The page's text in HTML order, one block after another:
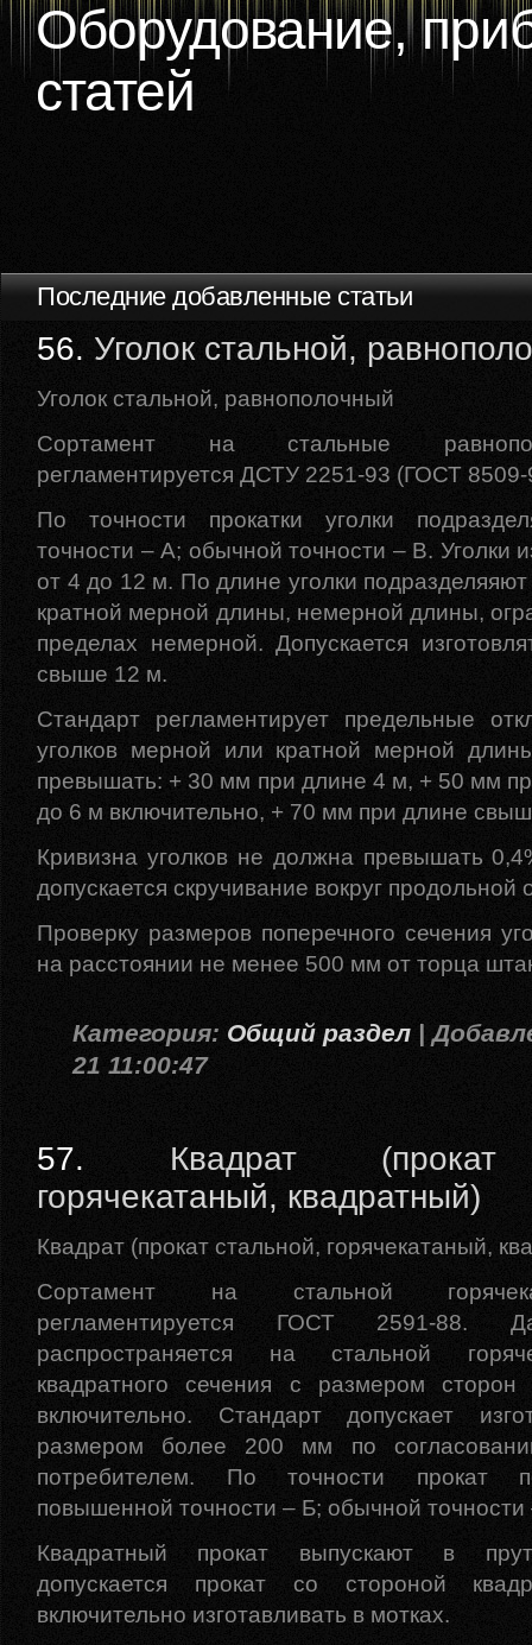
Оборудование,
статей
Последние добавленные статьи
56. Уголок стальной,
Уголок стальной, равнополочный
Сортамент на стальные
регламентируется ДСТУ 2251-93 (ГОСТ 8509-
По точности прокатки уголки
точности – А; обычной точности – В. Уголки
от 4 до 12 м. По длине уголки
кратной мерной длины, немерной длины,
пределах немерной. Допускается
свыше 12 м.
Стандарт регламентирует предельные
уголков мерной или кратной мерной
превышать: + 30 мм при длине 4 м, + 50 мм
до 6 м включительно, + 70 мм при длине
Кривизна уголков не должна превышать
допускается скручивание вокруг продольной
Проверку размеров поперечного сечения
на расстоянии не менее 500 мм от торца
Категория: Общий раздел |
21 11:00:47
57. Квадрат (прокат
горячекатаный, квадратный)
Квадрат (прокат стальной, горячекатаный,
Сортамент на стальной
регламентируется ГОСТ 2591-88.
распространяется на стальной
квадратного сечения с размером
включительно. Стандарт допускает
размером более 200 мм по
потребителем. По точности прокат
повышенной точности – Б; обычной точности
Квадратный прокат выпускают в
допускается прокат со стороной
включительно изготавливать в мотках.